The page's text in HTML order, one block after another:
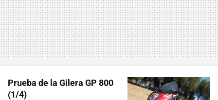
Prueba de la Gilera GP 800
(1/4)